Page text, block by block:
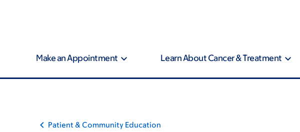
Make an Appointment Learn About Cancer & Treatment
Patient & Community Education